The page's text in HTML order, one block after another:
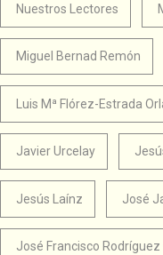
Nuestros Lectores
Miguel Bernad Remón
Luis Mª Flórez-Estrada
Javier Urcelay
Jesús Laínz José
José Francisco Rodríguez